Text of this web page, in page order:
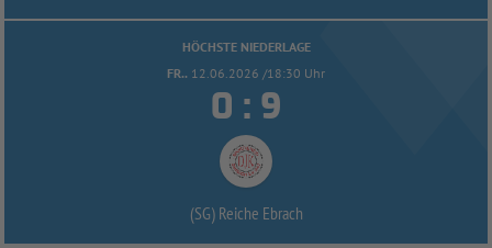
HÖCHSTE NIEDERLAGE
FR.. 12.06.2026 /18:30 Uhr
 : 
(SG) Reiche Ebrach